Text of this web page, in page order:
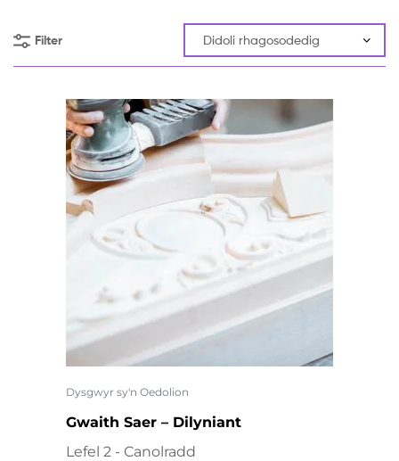
Filter
Dysgwyr sy'n Oedolion
Gwaith Saer – Dilyniant
Lefel 2 - Canolradd